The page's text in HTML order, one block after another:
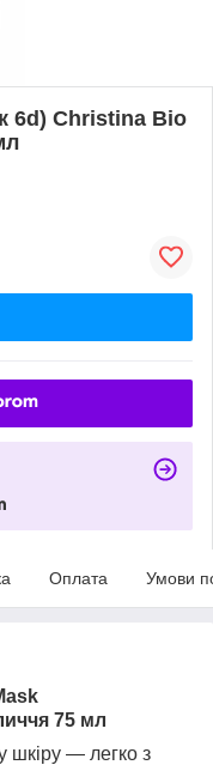
6d) Christina Bio
Оплата Умови
75 мл
шкіру — легко з